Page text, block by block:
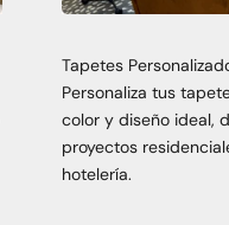
Tapetes
Personaliza tus
color y diseño ideal,
proyectos
hotelería.